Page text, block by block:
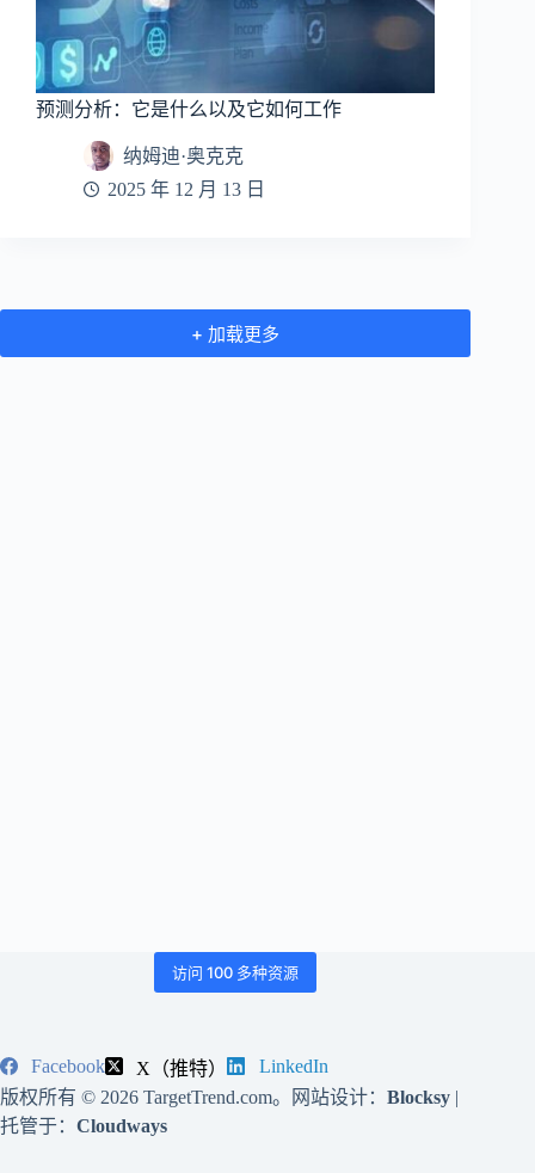
预测分析：它是什么以及它如何工作
纳姆迪·奥克克
2025 年 12 月 13 日
+ 加载更多
访问 100 多种资源
Facebook X（推特）
LinkedIn
版权所有 © 2026 TargetTrend.com。网站设计： Blocksy |
托管于： Cloudways